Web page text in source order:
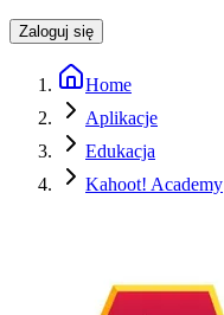
Zaloguj się
Home
Aplikacje
Edukacja
Kahoot! Academy